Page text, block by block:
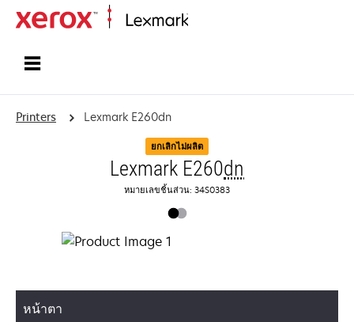
Printers Lexmark E260dn
ยกเลิกไม่ผลิต
Lexmark E260dn
หมายเลขชิ้นส่วน: 34S0383
หน้าตา